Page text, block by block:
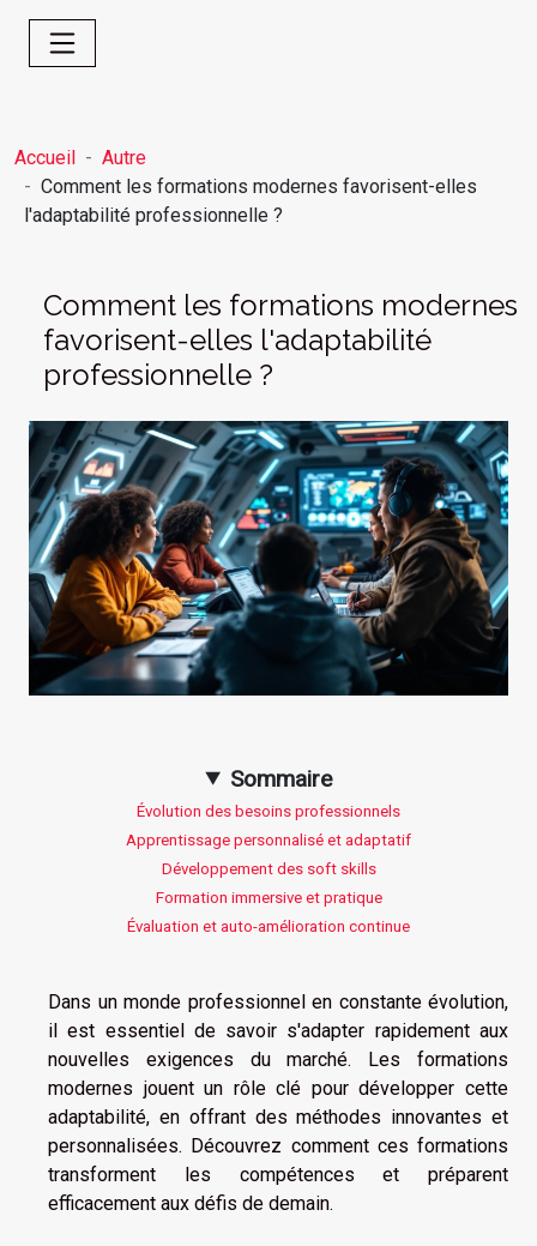
Accueil
Autre
Comment les formations modernes favorisent-elles
l'adaptabilité professionnelle ?
Comment les formations modernes
favorisent-elles l'adaptabilité
professionnelle ?
Sommaire
Évolution des besoins professionnels
Apprentissage personnalisé et adaptatif
Développement des soft skills
Formation immersive et pratique
Évaluation et auto-amélioration continue
Dans un monde professionnel en constante évolution,
il est essentiel de savoir s'adapter rapidement aux
nouvelles exigences du marché. Les formations
modernes jouent un rôle clé pour développer cette
adaptabilité, en offrant des méthodes innovantes et
personnalisées. Découvrez comment ces formations
transforment les compétences et préparent
efficacement aux défis de demain.